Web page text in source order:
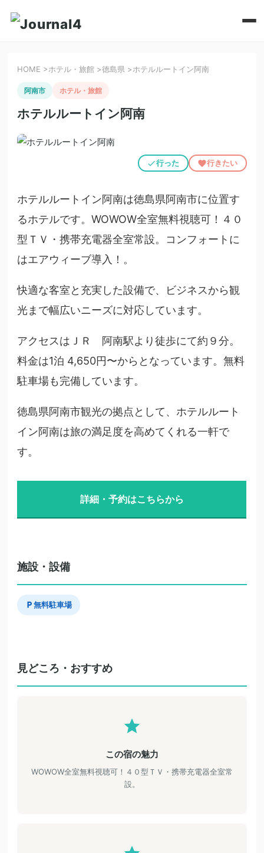
HOME >ホテル・旅館 >徳島県 >ホテルルートイン阿南
阿南市 ホテル・旅館
ホテルルートイン阿南
行った 行きたい
ホテルルートイン阿南は徳島県阿南市に位置す
るホテルです。WOWOW全室無料視聴可！４０
型ＴＶ・携帯充電器全室常設。コンフォートに
はエアウィーブ導入！。
快適な客室と充実した設備で、ビジネスから観
光まで幅広いニーズに対応しています。
アクセスはＪＲ 阿南駅より徒歩にて約９分。
料金は1泊 4,650円〜からとなっています。無料
駐車場も完備しています。
徳島県阿南市観光の拠点として、ホテルルート
イン阿南は旅の満足度を高めてくれる一軒で
す。
詳細・予約はこちらから
施設・設備
無料駐車場
見どころ・おすすめ
この宿の魅力
WOWOW全室無料視聴可！４０型ＴＶ・携帯充電器全室常
設。